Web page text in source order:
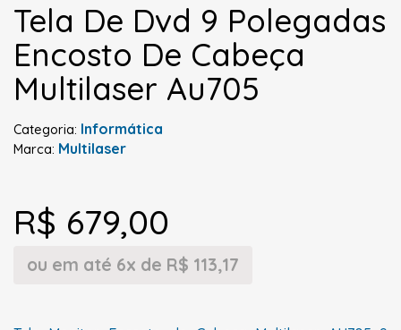
Tela De Dvd 9 Polegadas
Encosto De Cabeça
Multilaser Au705
Categoria: Informática
Marca: Multilaser
R$ 679,00
ou em até 6x de R$ 113,17